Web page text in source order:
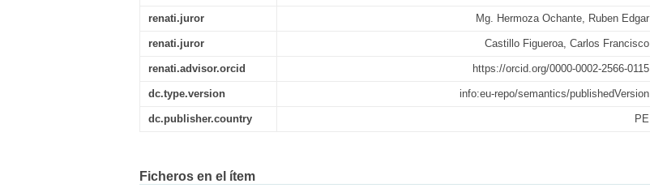
renati.juror Mg. Hermoza Ochante, Ruben Edgar
renati.juror Castillo Figueroa, Carlos Francisco
renati.advisor.orcid https://orcid.org/0000-0002-2566-0115
dc.type.version info:eu-repo/semantics/publishedVersion
dc.publisher.country PE
Ficheros en el ítem